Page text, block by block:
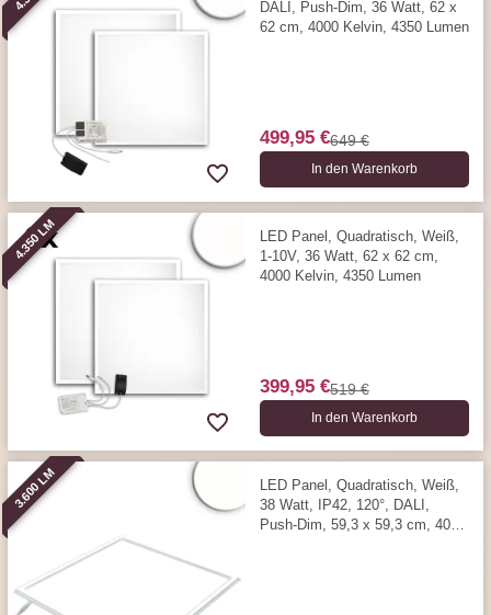
DALI, Push-Dim, 36 Watt, 62 x
62 cm, 4000 Kelvin, 4350 Lumen
499,95 €649 €
In den Warenkorb
4.350 LM
LED Panel, Quadratisch, Weiß,
1-10V, 36 Watt, 62 x 62 cm,
4000 Kelvin, 4350 Lumen
399,95 €519 €
In den Warenkorb
3.600 LM
LED Panel, Quadratisch, Weiß,
38 Watt, IP42, 120°, DALI,
Push-Dim, 59,3 x 59,3 cm, 4000